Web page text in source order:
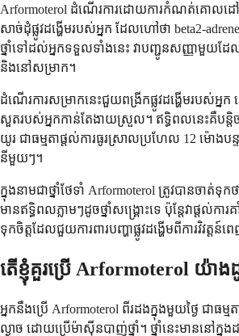
Arformoterol ដំណើរការ​ដោយ​ការ​កំណត់​គោលដៅ​
សាច់ដុំ​ផ្លូវដង្ហើម​របស់​អ្នក ដែល​ហៅថា beta2-
ថ្នាំ​ទៅដល់​អ្នកទទួល​ទាំងនេះ វា​បញ្ជូន​សញ្ញា​មួយ​ដែ
និង​នៅ​សម្រាក។
ដំណើរការ​សម្រាក​នេះ​ជួយ​ពង្រីក​ផ្លូវដង្ហើម​របស់​អ្ន
សួត​របស់​អ្នក​កាន់តែ​ងាយស្រួល។ ឥទ្ធិពល​នេះ​គឺ​បន្តិច
យូរ ជាធម្មតា​ផ្តល់​ការ​ធូរស្រាល​ប្រហែល 12 ម៉ោង​បន្ទ
នីមួយៗ។
ក្នុងនាម​ជា​ថ្នាំ​ថែទាំ Arformoterol ត្រូវ​បាន​ចាត់ទុក
មាន​ឥទ្ធិពល​ភ្លាមៗ​ដូច​ថ្នាំ​សង្គ្រោះ​ទេ ប៉ុន្តែ​វា​ផ្តល់​កា
ទុកចិត្ត​ដែល​ជួយ​ការពារ​បញ្ហា​ផ្លូវដង្ហើម​ពី​ការ​វិវត្តន៍​ព
តើ​ខ្ញុំ​គួរ​ប្រើ Arformoterol យ៉ាង
អ្នក​នឹង​ប្រើ Arformoterol ពីរដង​ក្នុង​មួយថ្ងៃ ជាធ
ល្ងាច ដោយ​ប្រើ​ម៉ាស៊ីន​បាញ់ថ្នាំ។ ថ្នាំ​នេះ​មាន​នៅក្នុ